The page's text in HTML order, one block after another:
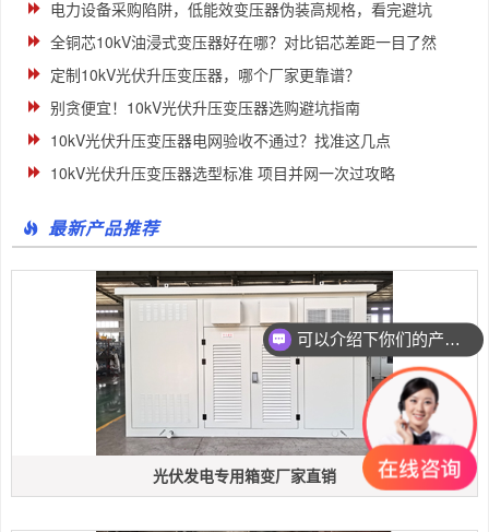
电力设备采购陷阱，低能效变压器伪装高规格，看完避坑
全铜芯10kV油浸式变压器好在哪？对比铝芯差距一目了然
定制10kV光伏升压变压器，哪个厂家更靠谱？
别贪便宜！10kV光伏升压变压器选购避坑指南
10kV光伏升压变压器电网验收不通过？找准这几点
10kV光伏升压变压器选型标准 项目并网一次过攻略
最新产品推荐
光伏发电专用箱变厂家直销
可以介绍下你们的产品么